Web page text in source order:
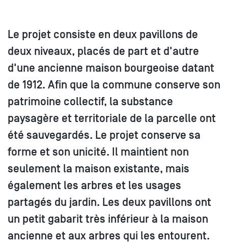
Le projet consiste en deux pavillons de
deux niveaux, placés de part et d'autre
d'une ancienne maison bourgeoise datant
de 1912. Afin que la commune conserve son
patrimoine collectif, la substance
paysagère et territoriale de la parcelle ont
été sauvegardés. Le projet conserve sa
forme et son unicité. Il maintient non
seulement la maison existante, mais
également les arbres et les usages
partagés du jardin. Les deux pavillons ont
un petit gabarit très inférieur à la maison
ancienne et aux arbres qui les entourent.